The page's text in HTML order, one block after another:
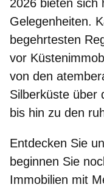
2026 bieten sich
Gelegenheiten.
begehrtesten
vor
von den
Silberküste über
bis hin zu den
Entdecken Sie
beginnen Sie
Immobilien mit